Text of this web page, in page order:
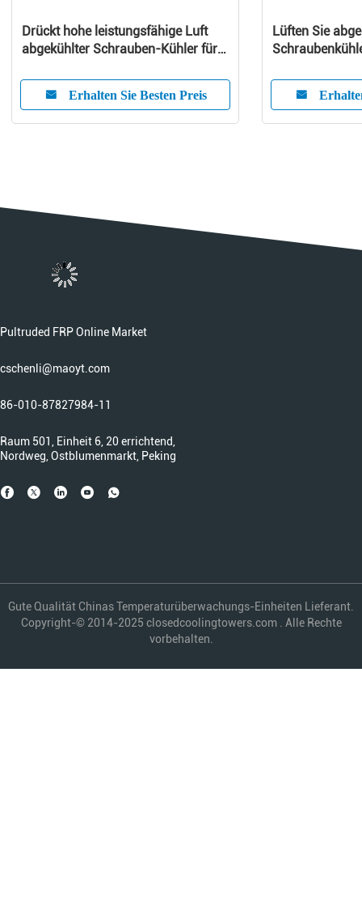
Drückt hohe leistungsfähige Luft
abgekühlter Schrauben-Kühler für
Erhalten Sie Besten Preis
Lüften Sie
Pultruded FRP Online Market
cschenli@maoyt.com
86-010-87827984-11
Raum 501, Einheit 6, 20 errichtend,
Nordweg, Ostblumenmarkt, Peking
Gute Qualität Chinas Temperaturüberwachungs-Einheiten Lieferant.
Copyright-© 2014-2025 closedcoolingtowers.com . Alle Rechte
vorbehalten.